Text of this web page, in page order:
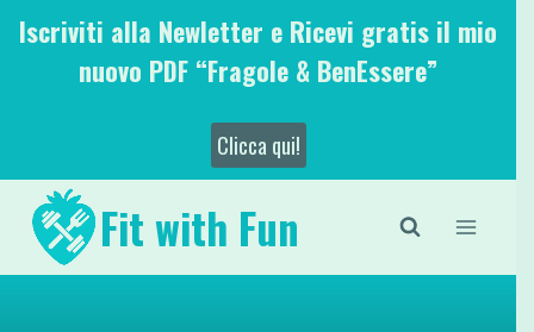
SaltaIscriviti alla Newletter e Ricevi gratis il mio
nuovo PDF “Fragole & BenEssere”
Clicca qui!
Fit with Fun